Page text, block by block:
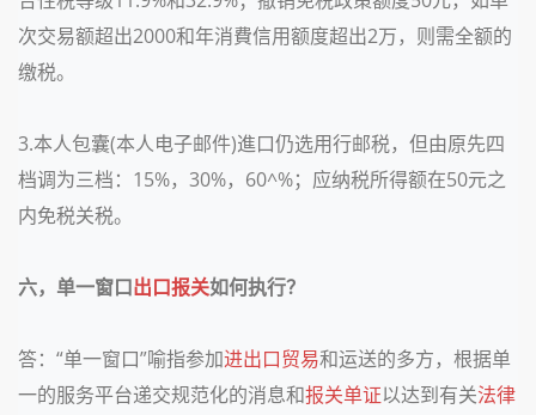
次交易额超出2000和年消費信用额度超出2万，则需全额的
缴税。
3.本人包囊(本人电子邮件)進口仍选用行邮税，但由原先四
档调为三档： 15%， 30%， 60^%；应纳税所得额在50元之
内免税关税。
六，单一窗口出口报关如何执行？
答： “单一窗口”喻指参加进出口贸易和运送的多方，根据单
一的服务平台递交规范化的消息和报关单证以达到有关法律